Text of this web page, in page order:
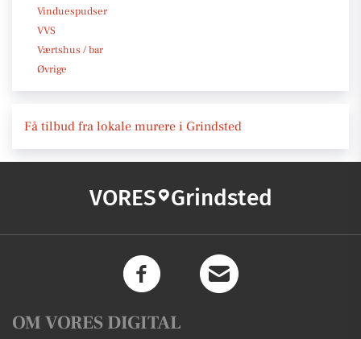
Vinduespudser
VVS
Værtshus / bar
Øvrige
Få tilbud fra lokale murere i Grindsted
VORES Grindsted
OM VORES DIGITAL